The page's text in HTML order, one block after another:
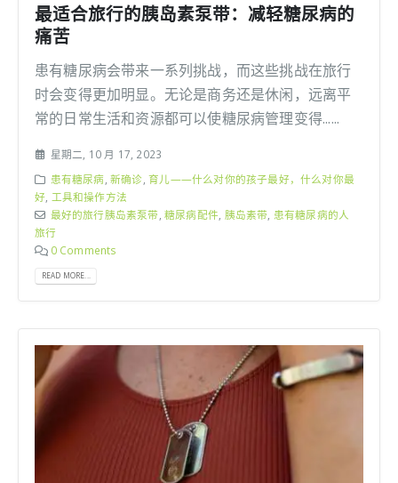
最适合旅行的胰岛素泵带：减轻糖尿病的
痛苦
患有糖尿病会带来一系列挑战，而这些挑战在旅行
时会变得更加明显。无论是商务还是休闲，远离平
常的日常生活和资源都可以使糖尿病管理变得......
星期二, 10 月 17, 2023
患有糖尿病 ,新确诊 ,育儿——什么对你的孩子最好，什么对你最
好 工具和操作方法
最好的旅行胰岛素泵带 ,糖尿病配件 胰岛素带 患有糖尿病的人
旅行
0 Comments
READ MORE...